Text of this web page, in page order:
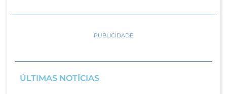
PUBLICIDADE
ÚLTIMAS NOTÍCIAS